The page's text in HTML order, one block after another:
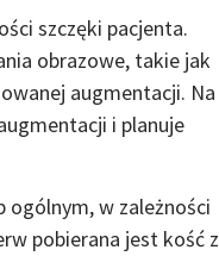
szczęki pacjenta.
obrazowe, takie jak
augmentacji. Na
i planuje
ogólnym, w zależności
pobierana jest kość z